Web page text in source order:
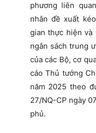
phương liên
nhân đề xuất
gian thực hiện và
ngân sách trung
của các Bộ, cơ
cáo Thủ tướng
năm 2025 theo
27/NQ-CP ngày
phủ.